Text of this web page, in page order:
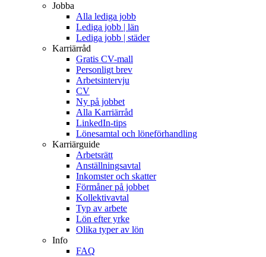
Jobba
Alla lediga jobb
Lediga jobb | län
Lediga jobb | städer
Karriärråd
Gratis CV-mall
Personligt brev
Arbetsintervju
CV
Ny på jobbet
Alla Karriärråd
LinkedIn-tips
Lönesamtal och löneförhandling
Karriärguide
Arbetsrätt
Anställningsavtal
Inkomster och skatter
Förmåner på jobbet
Kollektivavtal
Typ av arbete
Lön efter yrke
Olika typer av lön
Info
FAQ